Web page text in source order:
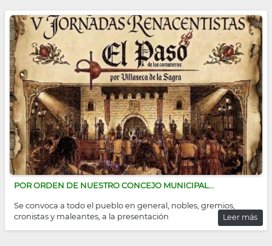
POR ORDEN DE NUESTRO CONCEJO MUNICIPAL…
Se convoca a todo el pueblo en general, nobles, gremios,
cronistas y maleantes, a la presentación
Leer más